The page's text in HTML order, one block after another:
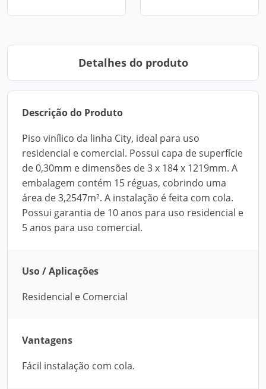
Detalhes do produto
Descrição do Produto
Piso vinílico da linha City, ideal para uso
residencial e comercial. Possui capa de superfície
de 0,30mm e dimensões de 3 x 184 x 1219mm. A
embalagem contém 15 réguas, cobrindo uma
área de 3,2547m². A instalação é feita com cola.
Possui garantia de 10 anos para uso residencial e
5 anos para uso comercial.
Uso / Aplicações
Residencial e Comercial
Vantagens
Fácil instalação com cola.